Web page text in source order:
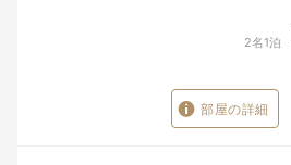
2名1泊
部屋の詳細